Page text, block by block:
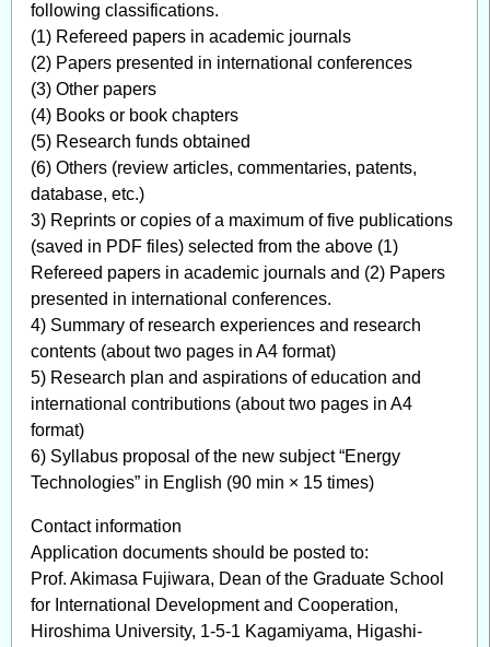
following classifications.
(1) Refereed papers in academic journals
(2) Papers presented in international conferences
(3) Other papers
(4) Books or book chapters
(5) Research funds obtained
(6) Others (review articles, commentaries, patents,
database, etc.)
3) Reprints or copies of a maximum of five publications
(saved in PDF files) selected from the above (1)
Refereed papers in academic journals and (2) Papers
presented in international conferences.
4) Summary of research experiences and research
contents (about two pages in A4 format)
5) Research plan and aspirations of education and
international contributions (about two pages in A4
format)
6) Syllabus proposal of the new subject “Energy
Technologies” in English (90 min × 15 times)
Contact information
Application documents should be posted to:
Prof. Akimasa Fujiwara, Dean of the Graduate School
for International Development and Cooperation,
Hiroshima University, 1-5-1 Kagamiyama, Higashi-